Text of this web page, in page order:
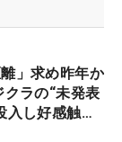
」求め昨年か
ラの“未発表
入し好感触